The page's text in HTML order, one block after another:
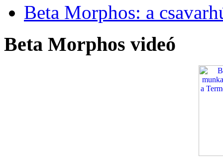
Beta Morphos: a
Beta Morphos videó